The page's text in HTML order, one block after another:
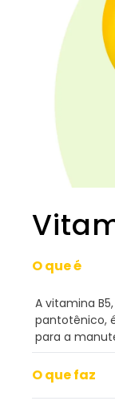
O que é
A vitamina
pantotênico,
para a
O que faz